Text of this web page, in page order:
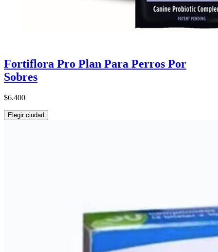
Fortiflora Pro Plan Para Perros Por
Sobres
$6.400
Elegir ciudad